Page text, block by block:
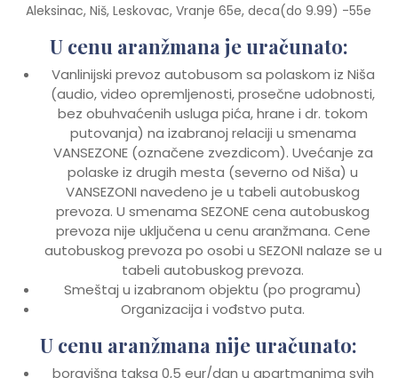
Aleksinac, Niš, Leskovac, Vranje 65e, deca(do 9.99) -55e
U cenu aranžmana je uračunato:
Vanlinijski prevoz autobusom sa polaskom iz Niša
(audio, video opremljenosti, prosečne udobnosti,
bez obuhvaćenih usluga pića, hrane i dr. tokom
putovanja) na izabranoj relaciji u smenama
VANSEZONE (označene zvezdicom). Uvećanje za
polaske iz drugih mesta (severno od Niša) u
VANSEZONI navedeno je u tabeli autobuskog
prevoza. U smenama SEZONE cena autobuskog
prevoza nije uključena u cenu aranžmana. Cene
autobuskog prevoza po osobi u SEZONI nalaze se u
tabeli autobuskog prevoza.
Smeštaj u izabranom objektu (po programu)
Organizacija i vođstvo puta.
U cenu aranžmana nije uračunato:
boravišna taksa 0,5 eur/dan u apartmanima svih